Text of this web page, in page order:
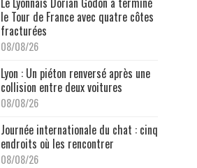
le Tour de France avec quatre côtes
fracturées
08/08/26
Lyon : Un piéton renversé après une
collision entre deux voitures
08/08/26
Journée internationale du chat : cinq
endroits où les rencontrer
08/08/26